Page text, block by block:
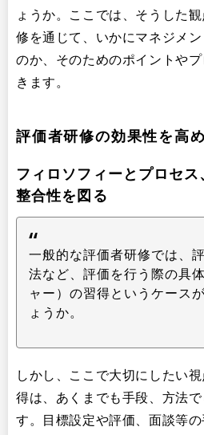
ょうか。ここでは、そうした
修を通じて、いかにマネジメ
のか、そのためのポイントや
きます。
評価者研修の効果性を高
フィロソフィーとプロセ
整合性を図る
一般的な評価者研修では、
法など、評価を行う際の具
ャー）の習得というケース
ょうか。
しかし、ここで大切にしたい
得は、あくまでも手段、方法
す。目標設定や評価、面談等